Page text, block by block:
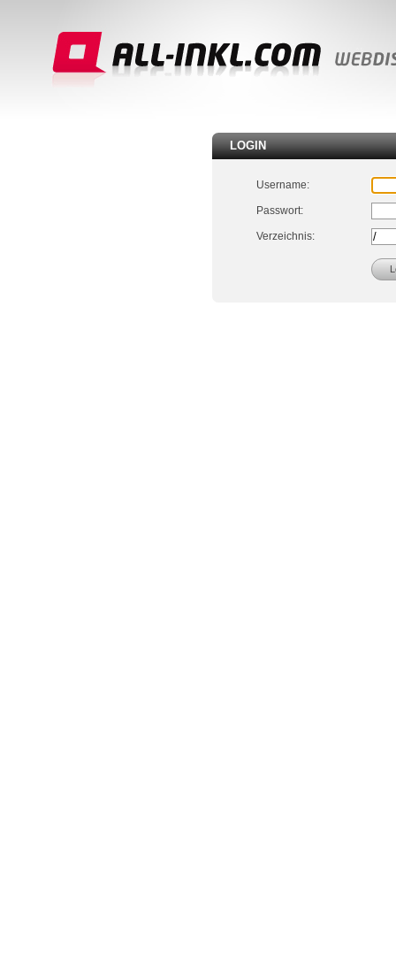
LOGIN
Username:
Passwort:
Verzeichnis: